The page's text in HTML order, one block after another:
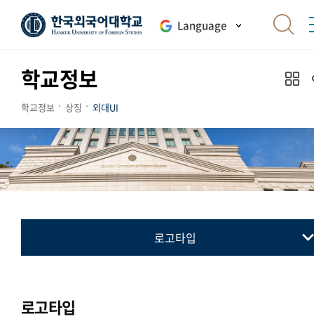
Language
학교정보
학교정보 상징 외대UI
로고타입
로고타입